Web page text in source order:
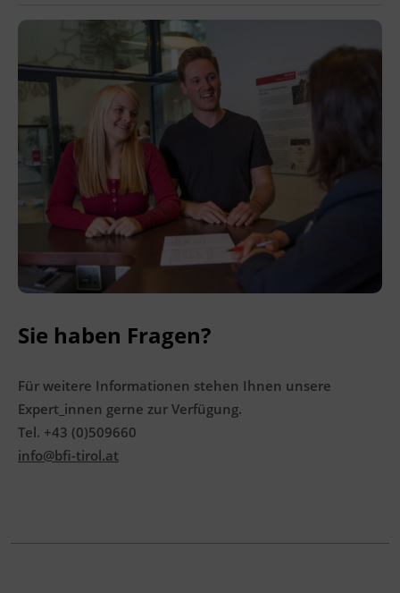
Ingenieurzertifizierung
Deutsch und Integration
Akademisches Studienzentrum
Digitales Lernen
BFI Reutte
BFI Schwaz
Sie haben Fragen?
Für weitere Informationen stehen Ihnen unsere
Expert_innen gerne zur Verfügung.
Tel. +43 (0)509660
info@bfi-tirol.at